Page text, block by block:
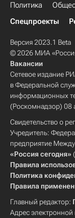
Политика
Спецпроекты
Версия 2023.1 Beta
© 2026 МИА
Вакансии
Сетевое издание
в Федеральной
информационных
(Роскомнадзор) 08
Свидетельство о
Учредитель:
предприятие
«Россия сегодня»
Правила
Политика
Правила
Главный редактор:
Адрес